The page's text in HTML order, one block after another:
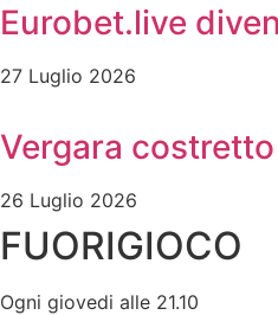
Eurobet.live
27 Luglio 2026
Vergara
26 Luglio 2026
FUORIGIOCO
Ogni giovedi alle 21.10